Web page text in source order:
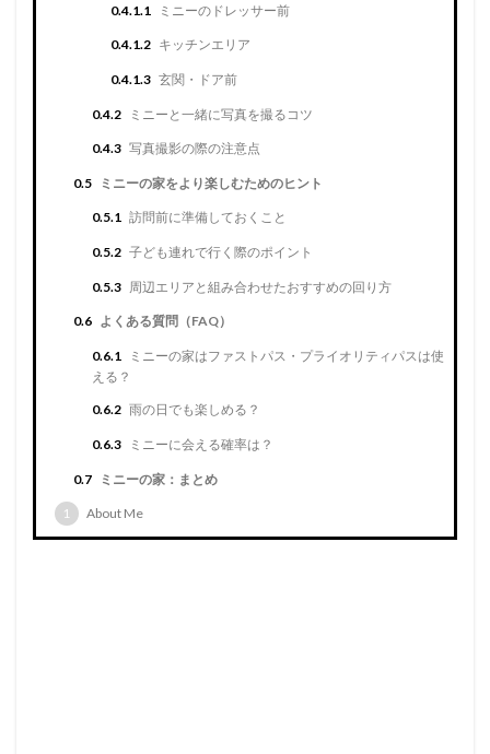
0.4.1.1 ミニーのドレッサー前
0.4.1.2 キッチンエリア
0.4.1.3 玄関・ドア前
0.4.2 ミニーと一緒に写真を撮るコツ
0.4.3 写真撮影の際の注意点
0.5 ミニーの家をより楽しむためのヒント
0.5.1 訪問前に準備しておくこと
0.5.2 子ども連れで行く際のポイント
0.5.3 周辺エリアと組み合わせたおすすめの回り方
0.6 よくある質問（FAQ）
0.6.1
ミニーの家はファストパス・プライオリティパスは使
える？
0.6.2 雨の日でも楽しめる？
0.6.3 ミニーに会える確率は？
0.7 ミニーの家：まとめ
1 About Me